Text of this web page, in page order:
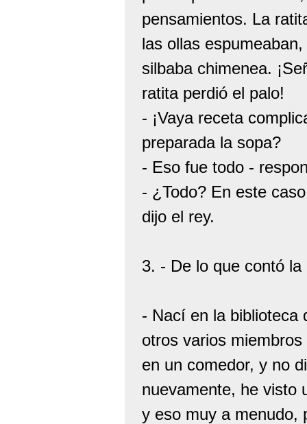
pensamientos. La
las ollas
silbaba chimenea.
ratita perdió el palo!
- ¡Vaya receta
preparada la sopa?
- Eso fue todo -
- ¿Todo? En este
dijo el rey.
3. - De lo que contó la
- Nací en la biblioteca
otros varios
en un comedor, y no
nuevamente, he visto
y eso muy a menudo,